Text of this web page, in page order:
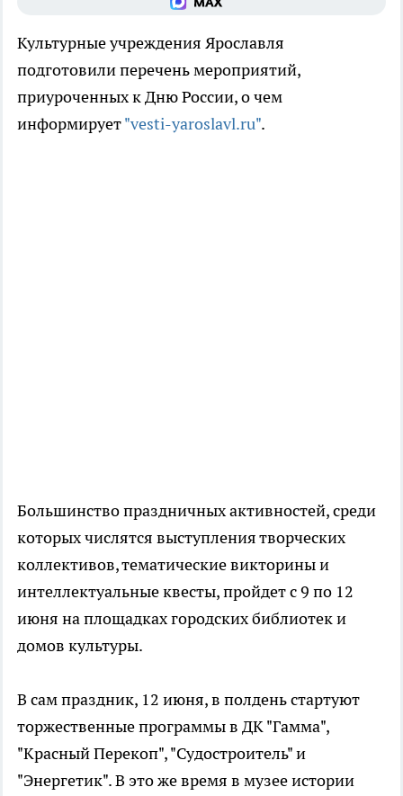
Культурные учреждения Ярославля
подготовили перечень мероприятий,
приуроченных к Дню России, о чем
информирует"vesti-yaroslavl.ru".
Большинство праздничных активностей, среди
которых числятся выступления творческих
коллективов, тематические викторины и
интеллектуальные квесты, пройдет с 9 по 12
июня на площадках городских библиотек и
домов культуры.
В сам праздник, 12 июня, в полдень стартуют
торжественные программы в ДК "Гамма",
"Красный Перекоп", "Судостроитель" и
"Энергетик". В это же время в музее истории